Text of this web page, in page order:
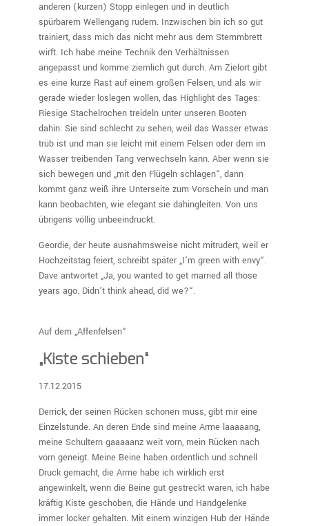
anderen (kurzen) Stopp einlegen und in deutlich
spürbarem Wellengang rudern. Inzwischen bin ich so gut
trainiert, dass mich das nicht mehr aus dem Stemmbrett
wirft. Ich habe meine Technik den Verhältnissen
angepasst und komme ziemlich gut durch. Am Zielort gibt
es eine kurze Rast auf einem großen Felsen, und als wir
gerade wieder loslegen wollen, das Highlight des Tages:
Riesige Stachelrochen treideln unter unseren Booten
dahin. Sie sind schlecht zu sehen, weil das Wasser etwas
trüb ist und man sie leicht mit einem Felsen oder dem im
Wasser treibenden Tang verwechseln kann. Aber wenn sie
sich bewegen und „mit den Flügeln schlagen“, dann
kommt ganz weiß ihre Unterseite zum Vorschein und man
kann beobachten, wie elegant sie dahingleiten. Von uns
übrigens völlig unbeeindruckt.
Geordie, der heute ausnahmsweise nicht mitrudert, weil er
Hochzeitstag feiert, schreibt später „I’m green with envy“.
Dave antwortet „Ja, you wanted to get married all those
years ago. Didn’t think ahead, did we?“.
Auf dem „Affenfelsen“
„Kiste schieben“
17.12.2015
Derrick, der seinen Rücken schonen muss, gibt mir eine
Einzelstunde. An deren Ende sind meine Arme laaaaang,
meine Schultern gaaaaanz weit vorn, mein Rücken nach
vorn geneigt. Meine Beine haben ordentlich und schnell
Druck gemacht, die Arme habe ich wirklich erst
angewinkelt, wenn die Beine gut gestreckt waren, ich habe
kräftig Kiste geschoben, die Hände und Handgelenke
immer locker gehalten. Mit einem winzigen Hub der Hände